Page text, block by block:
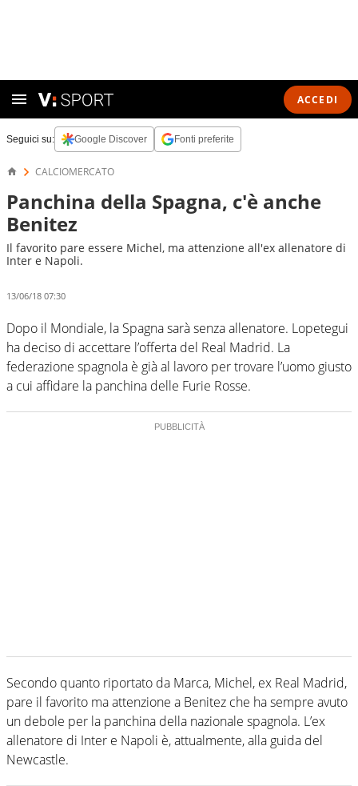
ACCEDI
Seguici su: Google Discover Fonti preferite
CALCIOMERCATO
Panchina della Spagna, c'è anche
Benitez
Il favorito pare essere Michel, ma attenzione all'ex allenatore di
Inter e Napoli.
13/06/18 07:30
Dopo il Mondiale, la Spagna sarà senza allenatore. Lopetegui
ha deciso di accettare l’offerta del Real Madrid. La
federazione spagnola è già al lavoro per trovare l’uomo giusto
a cui affidare la panchina delle Furie Rosse.
Secondo quanto riportato da Marca, Michel, ex Real Madrid,
pare il favorito ma attenzione a Benitez che ha sempre avuto
un debole per la panchina della nazionale spagnola. L’ex
allenatore di Inter e Napoli è, attualmente, alla guida del
Newcastle.